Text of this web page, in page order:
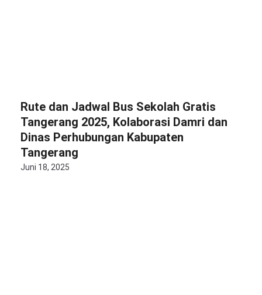
Rute dan Jadwal Bus Sekolah Gratis
Tangerang 2025, Kolaborasi Damri dan
Dinas Perhubungan Kabupaten
Tangerang
Juni 18, 2025